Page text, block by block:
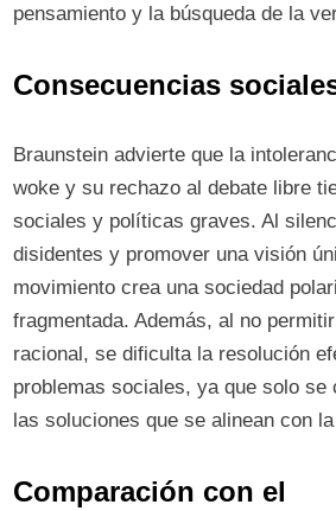
pensamiento y la búsqueda de la
Consecuencias
Braunstein advierte que la
woke y su rechazo al debate libre
sociales y políticas graves. Al
disidentes y promover una visión
movimiento crea una sociedad
fragmentada. Además, al no
racional, se dificulta la resolución
problemas sociales, ya que solo se
las soluciones que se alinean con
Comparación con el